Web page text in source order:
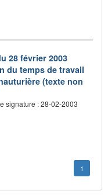
28 février 2003
du temps de travail
(texte non
signature : 28-02-2003
1